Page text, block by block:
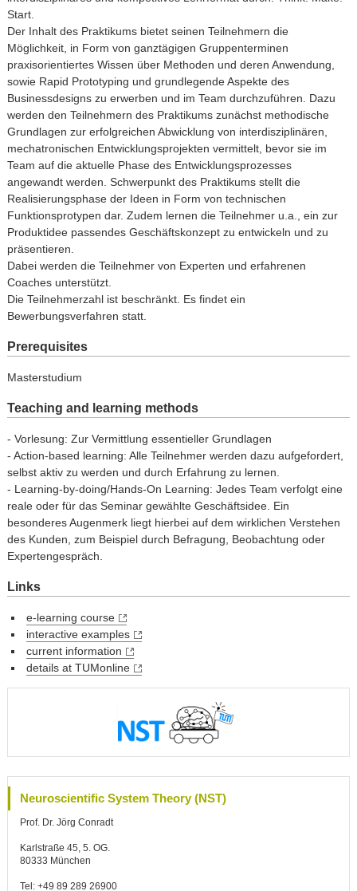
Start.
Der Inhalt des Praktikums bietet seinen Teilnehmern die
Möglichkeit, in Form von ganztägigen Gruppenterminen
praxisorientiertes Wissen über Methoden und deren Anwendung,
sowie Rapid Prototyping und grundlegende Aspekte des
Businessdesigns zu erwerben und im Team durchzuführen. Dazu
werden den Teilnehmern des Praktikums zunächst methodische
Grundlagen zur erfolgreichen Abwicklung von interdisziplinären,
mechatronischen Entwicklungsprojekten vermittelt, bevor sie im
Team auf die aktuelle Phase des Entwicklungsprozesses
angewandt werden. Schwerpunkt des Praktikums stellt die
Realisierungsphase der Ideen in Form von technischen
Funktionsprotypen dar. Zudem lernen die Teilnehmer u.a., ein zur
Produktidee passendes Geschäftskonzept zu entwickeln und zu
präsentieren.
Dabei werden die Teilnehmer von Experten und erfahrenen
Coaches unterstützt.
Die Teilnehmerzahl ist beschränkt. Es findet ein
Bewerbungsverfahren statt.
Prerequisites
Masterstudium
Teaching and learning methods
- Vorlesung: Zur Vermittlung essentieller Grundlagen
- Action-based learning: Alle Teilnehmer werden dazu aufgefordert,
selbst aktiv zu werden und durch Erfahrung zu lernen.
- Learning-by-doing/Hands-On Learning: Jedes Team verfolgt eine
reale oder für das Seminar gewählte Geschäftsidee. Ein
besonderes Augenmerk liegt hierbei auf dem wirklichen Verstehen
des Kunden, zum Beispiel durch Befragung, Beobachtung oder
Expertengespräch.
Links
e-learning course
interactive examples
current information
details at TUMonline
Neuroscientific System Theory (NST)
Prof. Dr. Jörg Conradt
Karlstraße 45, 5. OG.
80333 München
Tel: +49 89 289 26900